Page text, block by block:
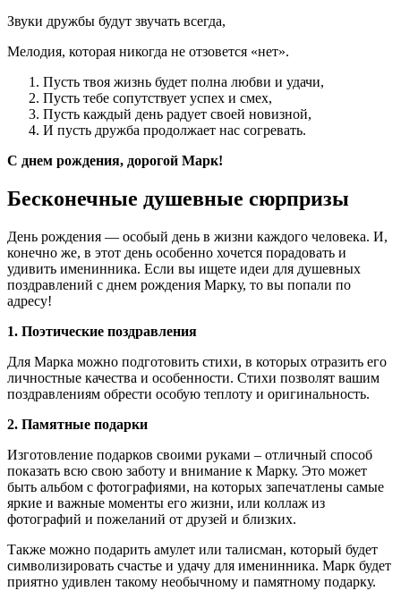
Звуки дружбы будут звучать всегда,
Мелодия, которая никогда не отзовется «нет».
Пусть твоя жизнь будет полна любви и удачи,
Пусть тебе сопутствует успех и смех,
Пусть каждый день радует своей новизной,
И пусть дружба продолжает нас согревать.
С днем рождения, дорогой Марк!
Бесконечные душевные сюрпризы
День рождения — особый день в жизни каждого человека. И,
конечно же, в этот день особенно хочется порадовать и
удивить именинника. Если вы ищете идеи для душевных
поздравлений с днем рождения Марку, то вы попали по
адресу!
1. Поэтические поздравления
Для Марка можно подготовить стихи, в которых отразить его
личностные качества и особенности. Стихи позволят вашим
поздравлениям обрести особую теплоту и оригинальность.
2. Памятные подарки
Изготовление подарков своими руками – отличный способ
показать всю свою заботу и внимание к Марку. Это может
быть альбом с фотографиями, на которых запечатлены самые
яркие и важные моменты его жизни, или коллаж из
фотографий и пожеланий от друзей и близких.
Также можно подарить амулет или талисман, который будет
символизировать счастье и удачу для именинника. Марк будет
приятно удивлен такому необычному и памятному подарку.